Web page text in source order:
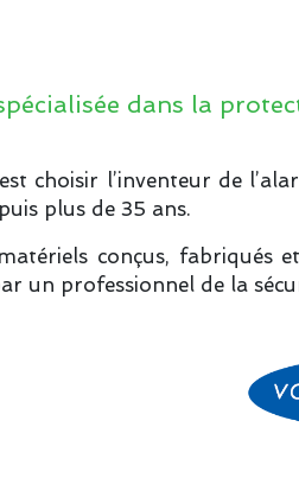
dans la
choisir l’inventeur de
plus de 35 ans.
conçus, fabriqués
un professionnel de la